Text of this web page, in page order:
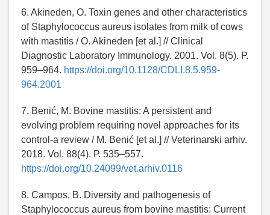
6. Akineden, O. Toxin genes and other characteristics
of Staphylococcus aureus isolates from milk of cows
with mastitis / O. Akineden [et al.] // Clinical
Diagnostic Laboratory Immunology. 2001. Vol. 8(5). Р.
959–964. https://doi.org/10.1128/CDLI.8.5.959-
964.2001
7. Benić, M. Bovine mastitis: A persistent and
evolving problem requiring novel approaches for its
control-a review / M. Benić [et al.] // Veterinarski arhiv.
2018. Vol. 88(4). Р. 535–557.
https://doi.org/10.24099/vet.arhiv.0116
8. Campos, B. Diversity and pathogenesis of
Staphylococcus aureus from bovine mastitis: Current